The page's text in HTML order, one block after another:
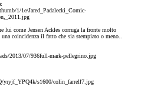
1/1e/Jared_Padalecki_Comic-
lui come Jensen Ackles corruga la fronte molto
coincidenza il fatto che sia stempiato o meno..
2013/07/936full-mark-pellegrino.jpg
s1600/colin_farrell7.jpg